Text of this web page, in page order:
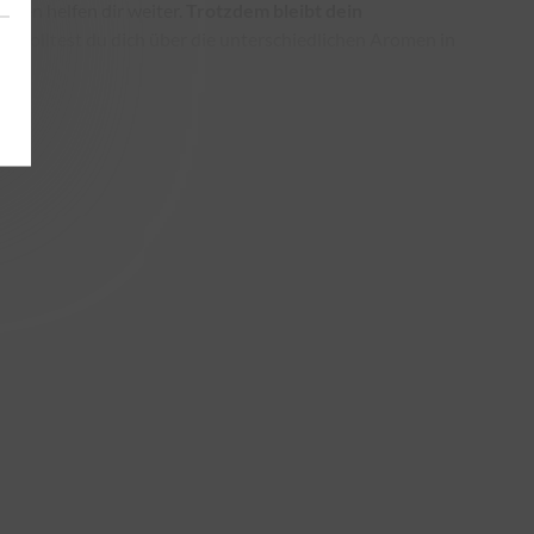
solltest du dich über die unterschiedlichen Aromen in